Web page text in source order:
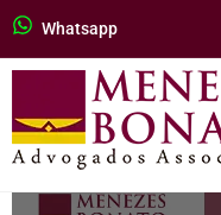
Whatsapp